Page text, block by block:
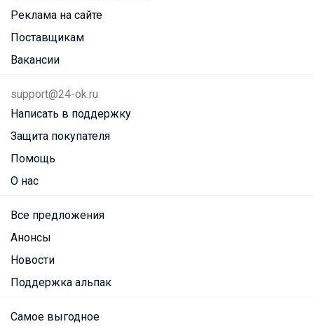
Реклама на сайте
Поставщикам
Вакансии
support@24-ok.ru
Написать в поддержку
Защита покупателя
Помощь
О нас
Все предложения
Анонсы
Новости
Поддержка альпак
Самое выгодное